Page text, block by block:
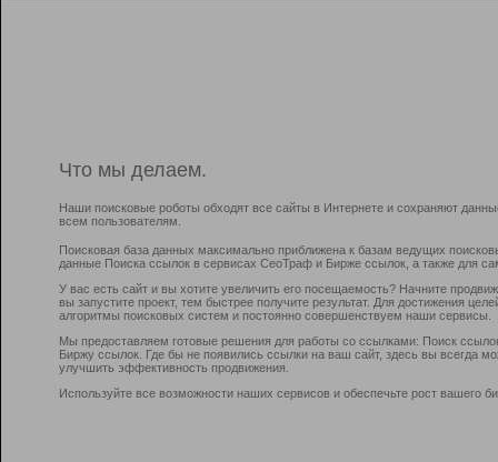
Что мы делаем.
Наши поисковые роботы обходят все сайты в Интернете и сохраняют
всем пользователям.
Поисковая база данных максимально приближена к базам ведущих
данные Поиска ссылок в сервисах СеоТраф и Бирже ссылок, а также для
У вас есть сайт и вы хотите увеличить его посещаемость? Начните
вы запустите проект, тем быстрее получите результат. Для достижения
алгоритмы поисковых систем и постоянно совершенствуем наши сервисы.
Мы предоставляем готовые решения для работы со ссылками: Поиск
Биржу ссылок. Где бы не появились ссылки на ваш сайт, здесь вы всегда
улучшить эффективность продвижения.
Используйте все возможности наших сервисов и обеспечьте рост вашего